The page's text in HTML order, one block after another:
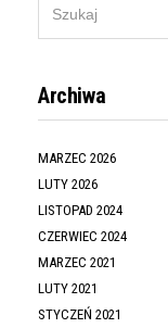
Archiwa
MARZEC 2026
LUTY 2026
LISTOPAD 2024
CZERWIEC 2024
MARZEC 2021
LUTY 2021
STYCZEŃ 2021